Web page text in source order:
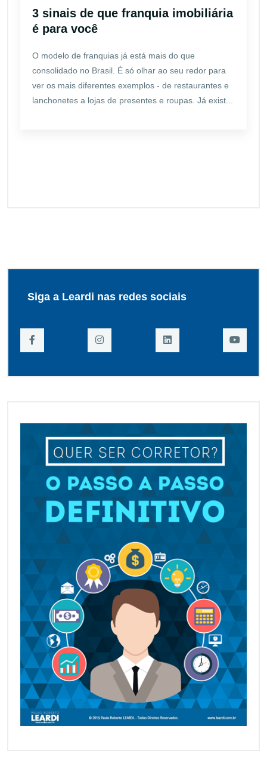
3 sinais de que franquia imobiliária
é para você
O modelo de franquias já está mais do que
consolidado no Brasil. É só olhar ao seu redor para
ver os mais diferentes exemplos - de restaurantes e
lanchonetes a lojas de presentes e roupas. Já exist...
Siga a Leardi nas redes sociais